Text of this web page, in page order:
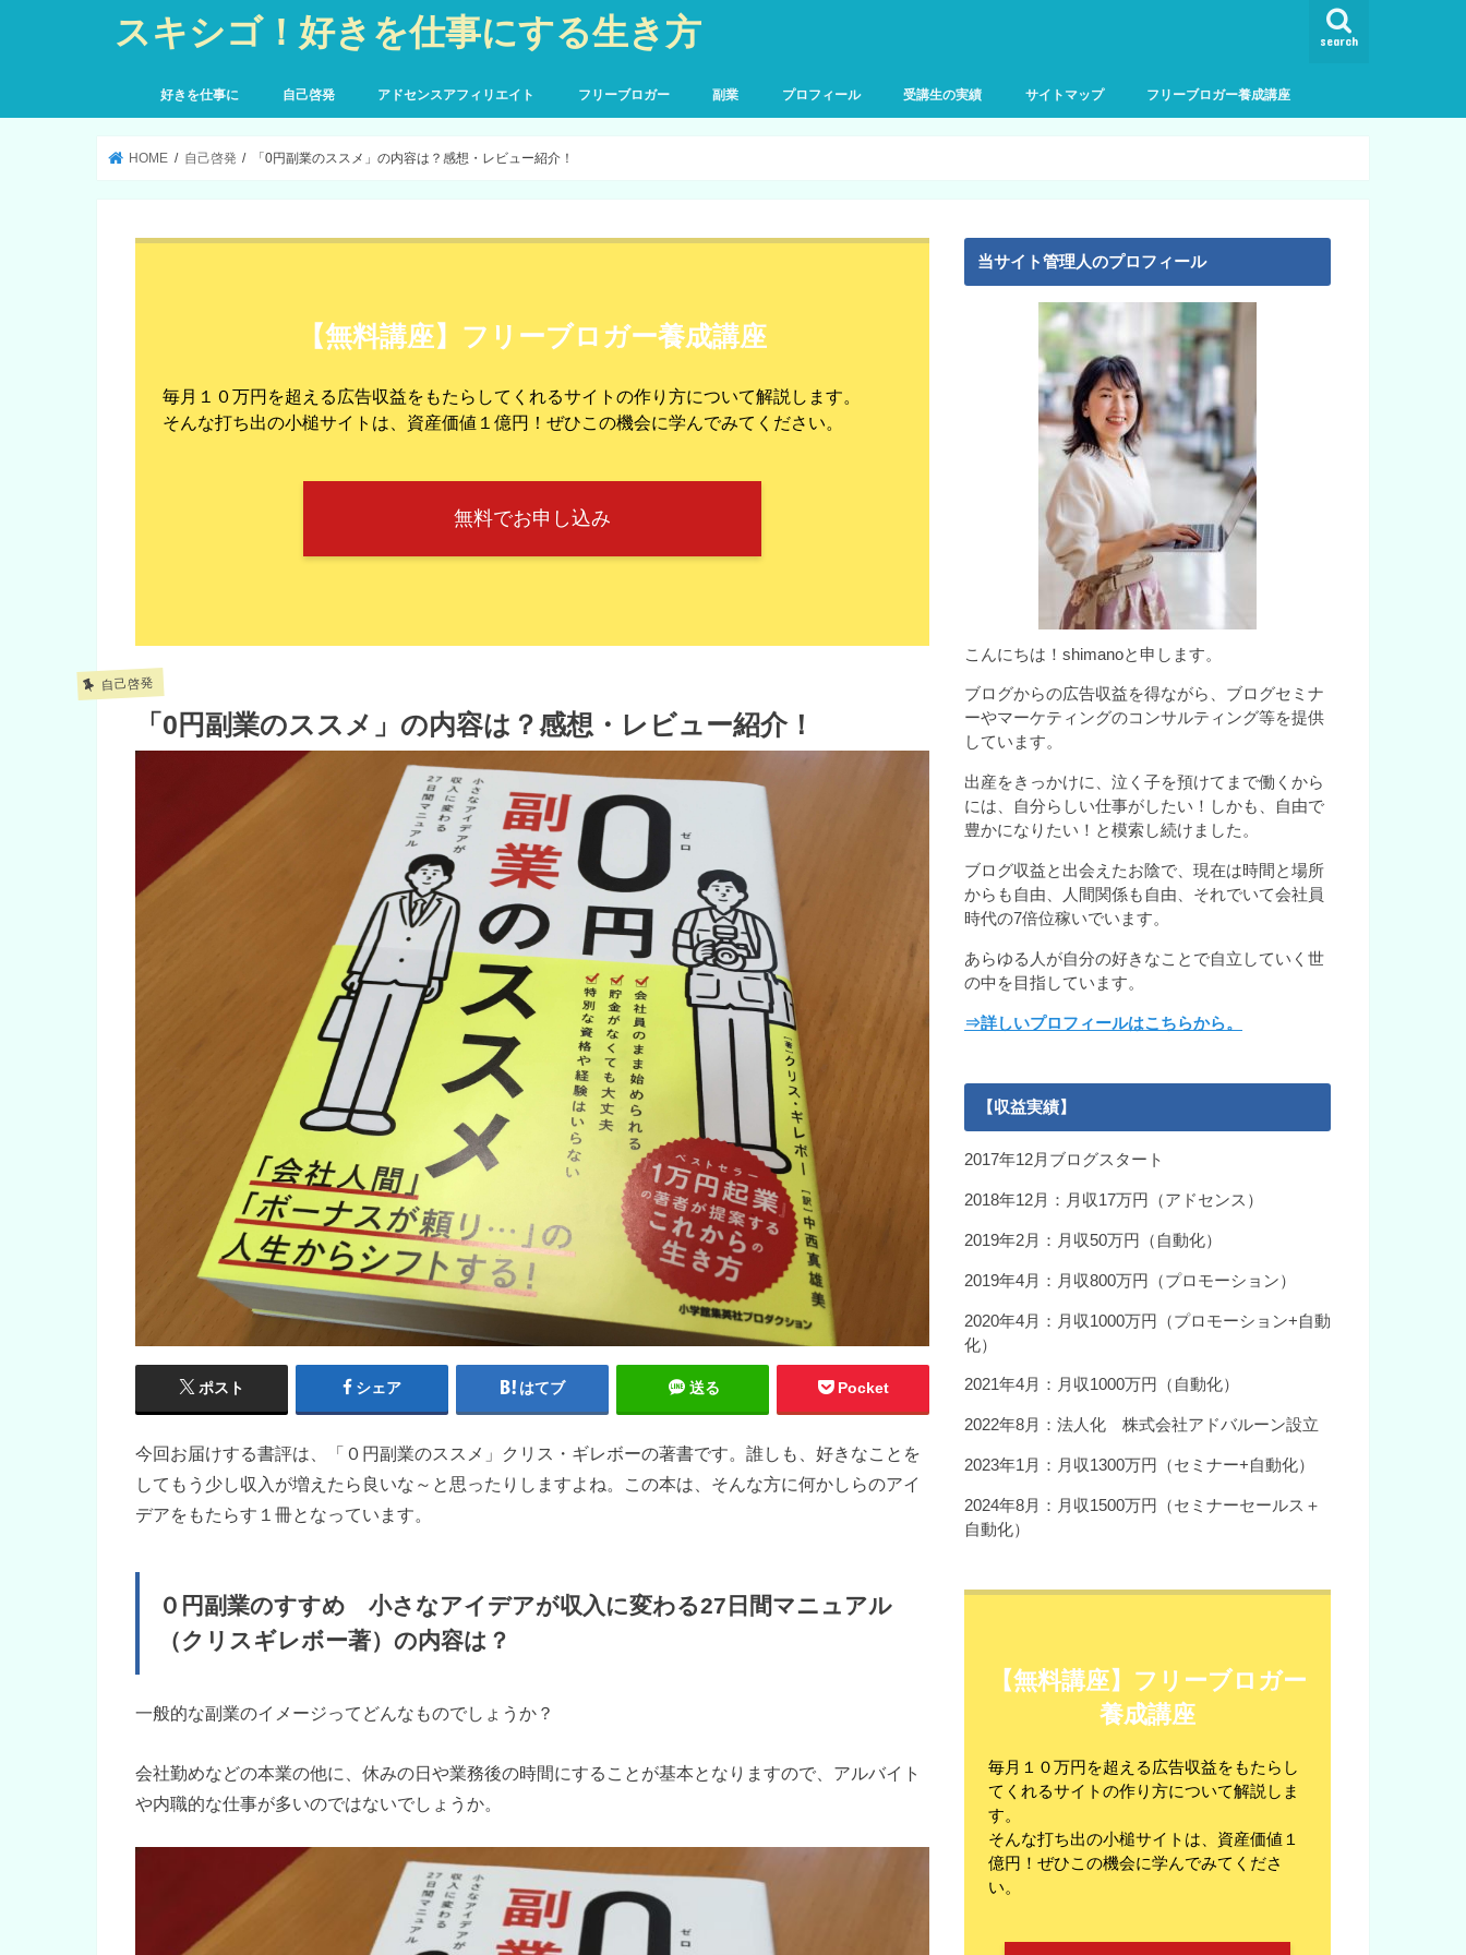
スキシゴ！好きを仕事にする生き方 search
好きを仕事に 自己啓発 アドセンスアフィリエイト フリーブロガー 副業 プロフィール 受講生の実績 サイトマップ フリーブロガー養成講座
HOME 自己啓発 「0円副業のススメ」の内容は？感想・レビュー紹介！
【無料講座】フリーブロガー養成講座
毎月１０万円を超える広告収益をもたらしてくれるサイトの作り方について解説します。
そんな打ち出の小槌サイトは、資産価値１億円！ぜひこの機会に学んでみてください。
無料でお申し込み
自己啓発
「0円副業のススメ」の内容は？感想・レビュー紹介！
ポスト シェア はてブ 送る Pocket
今回お届けする書評は、「０円副業のススメ」クリス・ギレボーの著書です。誰しも、好きなことを
してもう少し収入が増えたら良いな～と思ったりしますよね。この本は、そんな方に何かしらのアイ
デアをもたらす１冊となっています。
０円副業のすすめ 小さなアイデアが収入に変わる27日間マニュアル
（クリスギレボー著）の内容は？
一般的な副業のイメージってどんなものでしょうか？
会社勤めなどの本業の他に、休みの日や業務後の時間にすることが基本となりますので、アルバイト
や内職的な仕事が多いのではないでしょうか。
当サイト管理人のプロフィール
こんにちは！shimanoと申します。
ブログからの広告収益を得ながら、ブログセミナ
ーやマーケティングのコンサルティング等を提供
しています。
出産をきっかけに、泣く子を預けてまで働くから
には、自分らしい仕事がしたい！しかも、自由で
豊かになりたい！と模索し続けました。
ブログ収益と出会えたお陰で、現在は時間と場所
からも自由、人間関係も自由、それでいて会社員
時代の7倍位稼いでいます。
あらゆる人が自分の好きなことで自立していく世
の中を目指しています。
⇒詳しいプロフィールはこちらから。
【収益実績】
2017年12月ブログスタート
2018年12月：月収17万円（アドセンス）
2019年2月：月収50万円（自動化）
2019年4月：月収800万円（プロモーション）
2020年4月：月収1000万円（プロモーション+自動
化）
2021年4月：月収1000万円（自動化）
2022年8月：法人化 株式会社アドバルーン設立
2023年1月：月収1300万円（セミナー+自動化）
2024年8月：月収1500万円（セミナーセールス＋
自動化）
【無料講座】フリーブロガー
養成講座
毎月１０万円を超える広告収益をもたらし
てくれるサイトの作り方について解説しま
す。
そんな打ち出の小槌サイトは、資産価値１
億円！ぜひこの機会に学んでみてくださ
い。